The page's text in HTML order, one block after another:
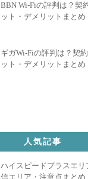
BBN Wi-Fiの評判は？契
ット・デメリットまとめ
ギガWi-Fiの評判は？契
ット・デメリットまとめ
人気記事
ハイスピードプラスエリ
信エリア・注意点まとめ